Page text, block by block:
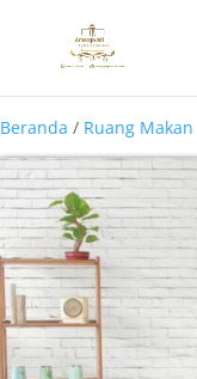
Beranda / Ruang Makan